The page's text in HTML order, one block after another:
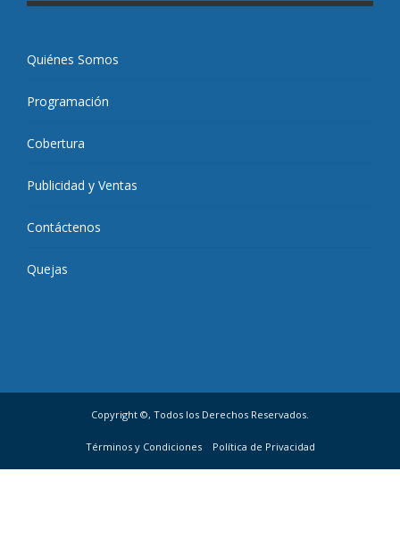
Quiénes Somos
Programación
Cobertura
Publicidad y Ventas
Contáctenos
Quejas
Copyright ©, Todos los Derechos Reservados.
Términos y Condiciones Política de Privacidad